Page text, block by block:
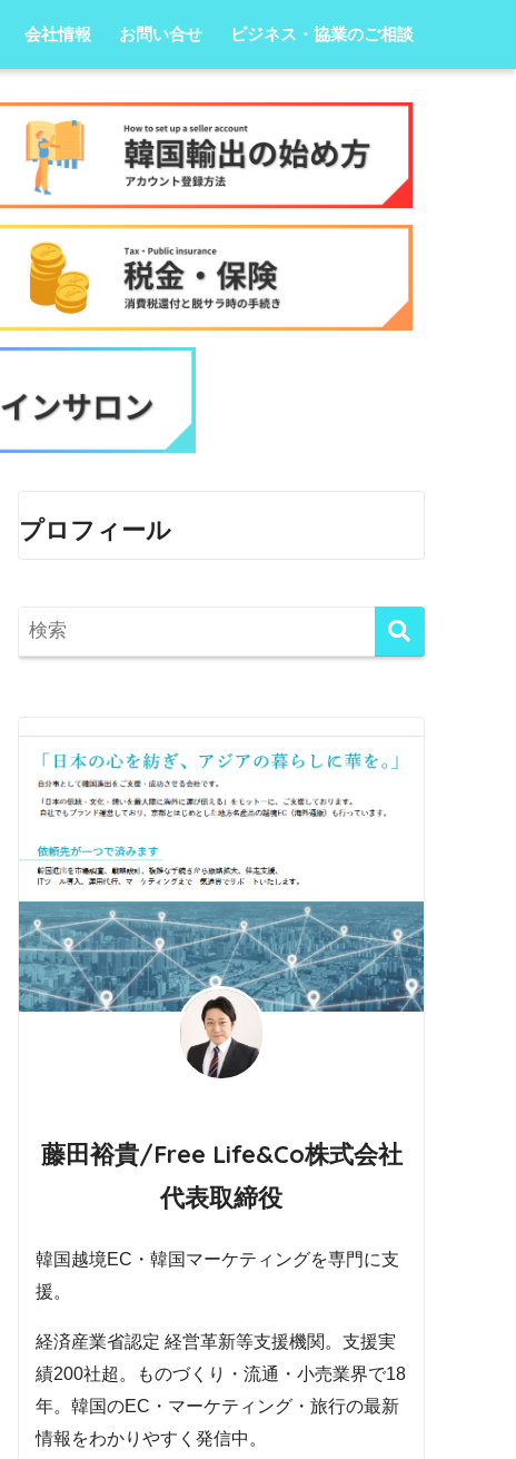
会社情報 お問い合せ ビジネス・協業のご相談
プロフィール
藤田裕貴/Free Life&Co株式会社
代表取締役
韓国越境EC・韓国マーケティングを専門に支
援。
経済産業省認定 経営革新等支援機関。支援実
績200社超。ものづくり・流通・小売業界で18
年。韓国のEC・マーケティング・旅行の最新
情報をわかりやすく発信中。